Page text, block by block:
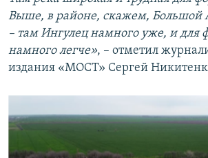
Выше, в районе, скажем, Большой
– там Ингулец намного уже, и для
намного легче», – отметил
издания «МОСТ» Сергей